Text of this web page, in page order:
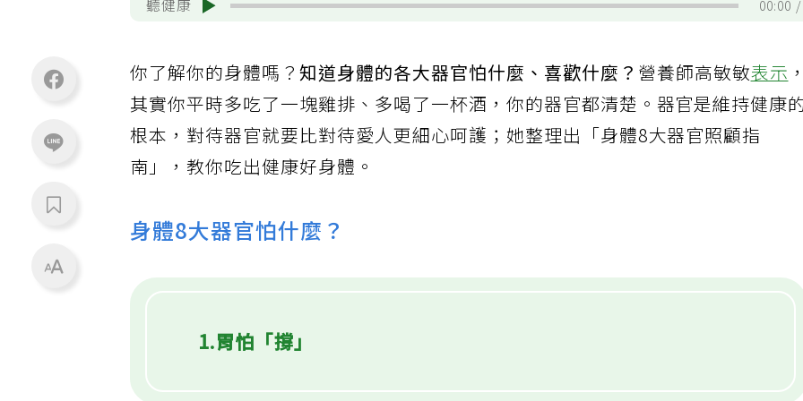
聽健康 00:00
你了解你的身體嗎？知道身體的各大器官怕什麼、喜歡什麼？營養師高敏敏表示 ，
其實你平時多吃了一塊雞排、多喝了一杯酒，你的器官都清楚。器官是維持健康
根本，對待器官就要比對待愛人更細心呵護；她整理出「身體8大器官照顧指
南」，教你吃出健康好身體。
身體8大器官怕什麼？
1.胃怕「撐」